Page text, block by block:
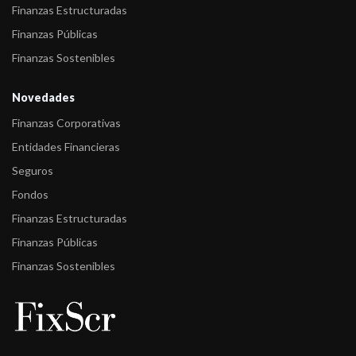
Fitch asigna la calificación A/V5(arg) al fondo TorontoTrust
sobre 14 F ...
FIX (afiliada de Fitch Ratings) comenta acciones de calificación
sobre 11 F ...
Fondos de Re ...
-
FIX (afiliada de Fitch Ratings) asigna calificación a dos Fondos
Finanzas Estructuradas
Finanzas Públicas
Finanzas Sostenibles
Novedades
Finanzas Corporativas
Entidades Financieras
Seguros
Fondos
Finanzas Estructuradas
Finanzas Públicas
Finanzas Sostenibles